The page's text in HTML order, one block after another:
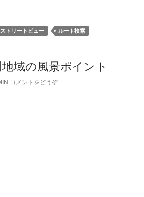
ストリートビュー ルート検索
域の風景ポイント
コメントをどうぞ